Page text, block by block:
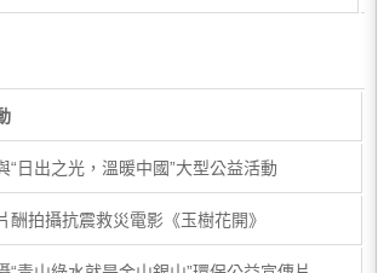
“日出之光，溫暖中國”大型公益活動
酬拍攝抗震救災電影《玉樹花開》